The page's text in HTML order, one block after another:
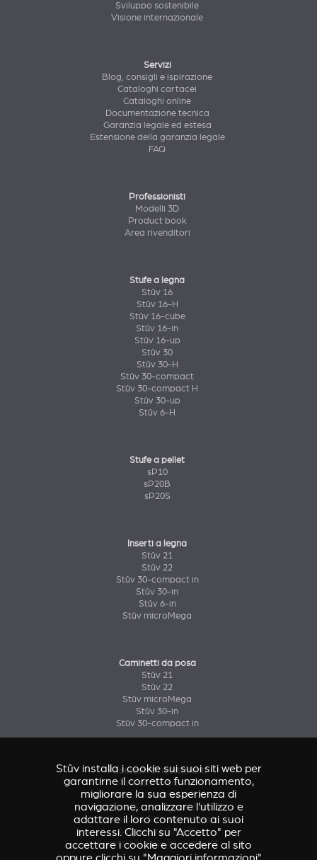
Sviluppo sostenibile
Visione internazionale
Servizi
Blog, consigli e ispirazione
Cataloghi cartacei
Cataloghi online
Documentazione tecnica
Garanzia legale ed estesa
Estensione della garanzia legale
FAQ
Professionisti
Modelli 3D
Product book
Area rivenditori
Stufe a legna
Stûv 16
Stûv 16-H
Stûv 16-cube
Stûv 16-in
Stûv 16-up
Stûv 30
Stûv 30-H
Stûv 30-compact
Stûv 30-compact H
Stûv 30-up
Stûv 6-H
Stufe a pellet
sP10
sP20B
sP20S
Inserti a legna
Stûv 21
Stûv 22
Stûv 30-compact in
Stûv 30-in
Stûv 6-in
Stûv microMega
Caminetti da posa
Stûv 21
Stûv 22
Stûv microMega
Stûv 30-in
Stûv 30-compact in
Accessori & rivestimenti
Accessorio Stûv 16
Accessori & rivestimenti Stûv 21
Accessori & rivestimenti Stûv 22
Accessorio Stûv microMega
Accessorio Stûv 30
Accessorio Stûv 30-compact
Stûv installa i cookie sui suoi siti web per
garantirne il corretto funzionamento,
migliorare la sua esperienza di
navigazione, analizzare l'utilizzo e
adattare il loro contenuto ai suoi
interessi. Clicchi su "Accetto" per
accettare i cookie e accedere al sito